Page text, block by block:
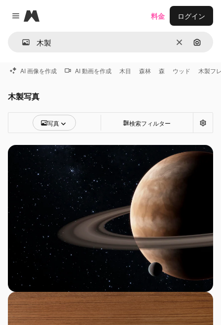
Close menu
Magnific
消去 画像で
料金 ログイン
AI 画像を作成 AI 動画を作成 木目 森林 森 ウッド 木製フ
木製写真
写真 検索フィルター